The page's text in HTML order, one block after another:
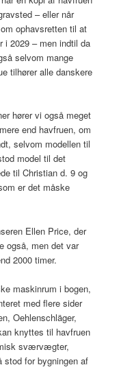
– eller når
ophavsretten til at
i 2029 – men indtil da
selvom mange
tilhører alle danskere
hører vi også meget
end havfruen, om
selvom modellen til
model til det
til Christian d. 9 og
er det måske
Ellen Price, der
også, men det var
2000 timer.
maskinrum i bogen,
med flere sider
Oehlenschläger,
knyttes til havfruen
sværvægter,
stod for bygningen af